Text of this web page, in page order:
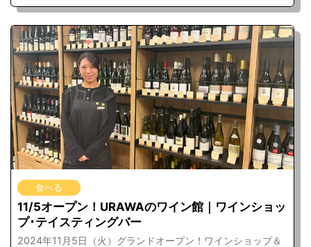
食べる
11/5オープン！URAWAのワイン館｜ワインショッ
プ･テイスティングバー
2024年11月5日（火）グランドオープン！ワインショップ＆